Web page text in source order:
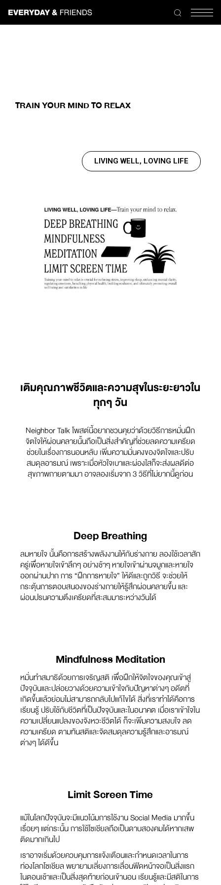
TRAIN YOUR MIND TO RELAX
LIVING WELL, LOVING LIFE
เติมคุณภาพชีวิตและความสุขในระยะยาวใน
ทุกๆ วัน
Neighbor Talk โพสต์นี้อยากชวนคุยว่าด้วยวิธีการหมั่นฝึก
จิตใจให้ผ่อนคลายนั้นถือเป็นสิ่งสำคัญที่ช่วยลดความเครียด
ช่วยในเรื่องการนอนหลับ เพิ่มความมั่นคงของจิตใจและปรับ
สมดุลอารมณ์ เพราะเมื่อหัวใจเบาและผ่องใสก็จะส่งผลดีต่อ
สุขภาพกายตามมา อาจลองเริ่มจาก 3 วิธีที่ไม่ยากนี้ดูก่อน
Deep Breathing
ลมหายใจ นั้นคือการสร้างพลังงานให้กับร่างกาย ลองใช้เวลาสัก
ครู่เพื่อหายใจเข้าลึกๆ อย่างช้าๆ หายใจเข้าผ่านจมูกและหายใจ
ออกผ่านปาก การ “ฝึกการหายใจ” ให้ดีและถูกวิธี จะช่วยให้
กระตุ้นการตอบสนองของร่างกายให้รู้สึกผ่อนคลายขึ้น และ
ผ่อนปรนความตึงเครียดที่สะสมมาระหว่างวันได้
Mindfulness Meditation
หมั่นทำสมาธิด้วยการเจริญสติ เพื่อฝึกให้จิตใจของคุณเข้าสู่
ปัจจุบันและปล่อยวางด้วยความเข้าใจกับปัญหาต่างๆ อดีตที่
เกิดขึ้นแล้วย่อมไม่สามารถกลับไปแก้ไขได้ สิ่งที่เราทำได้คือการ
เรียนรู้ ปรับใช้กับชีวิตที่เป็นปัจจุบันและในอนาคต เมื่อเราเข้าใจใน
ความเปลี่ยนแปลงของจังหวะชีวิตได้ ก็จะเพิ่มความสงบใจ ลด
ความเครียด ตามทันสติและจัดสมดุลความรู้สึกและอารมณ์
ต่างๆ ได้ดีขึ้น
Limit Screen Time
แม้ในโลกปัจจุบันจะมีแนวโน้มการใช้งาน Social Media มากขึ้น
เรื่อยๆ แต่กระนั้น การใช้โซเชียลถือเป็นดาบสองคมได้หากเสพ
ติดมากเกินไป
เราอาจเริ่มด้วยควบคุมการแจ้งเตือนและกำหนดเวลาในการ
ท่องโลกโซเชียล พยายามเลี่ยงการเลื่อนฟีดหน้าจอเป็นสิ่งแรก
ในตอนเช้าและเป็นสิ่งสุดท้ายก่อนเข้านอน เรียนรู้และมีสติในการ